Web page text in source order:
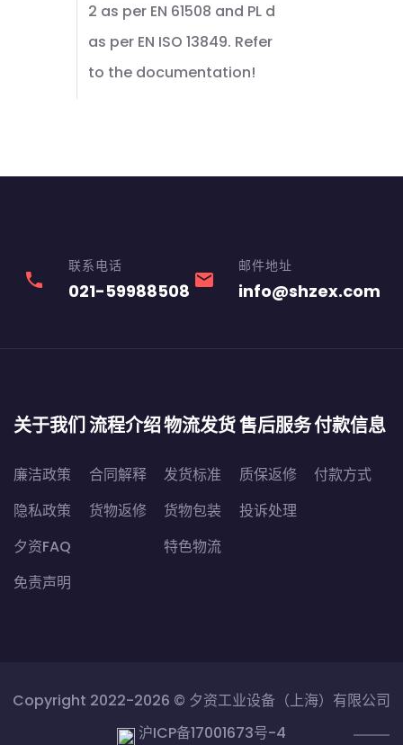
2 as per EN 61508 and PL d
as per EN ISO 13849. Refer
to the documentation!
phone
联系电话
021-59988508 email
邮件地址
info@shzex.com
关于我们
廉洁政策
隐私政策
夕资FAQ
免责声明
流程介绍
合同解释
货物返修
物流发货
发货标准
货物包装
特色物流
售后服务
质保返修
投诉处理
付款信息
付款方式
Copyright 2022-2026 © 夕资工业设备（上海）有限公司
沪ICP备17001673号-4